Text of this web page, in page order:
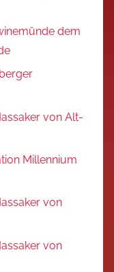
dem
von Alt-
Millennium
von
von